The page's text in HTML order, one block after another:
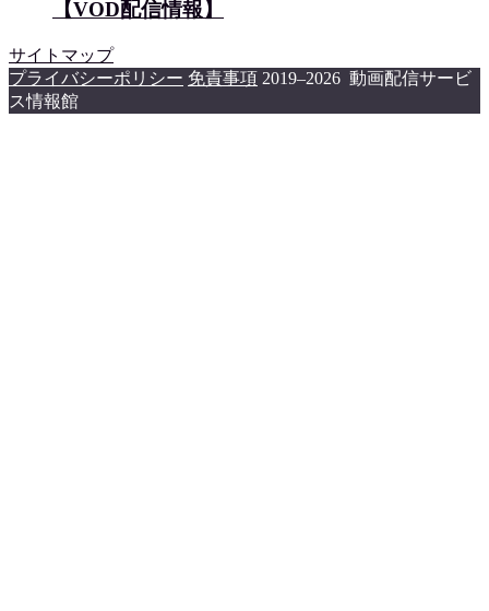
【VOD配信情報】
サイトマップ
プライバシーポリシー 免責事項 2019–2026 動画配信サービ
ス情報館